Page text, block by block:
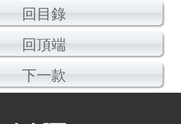
回目錄
回頂端
下一款